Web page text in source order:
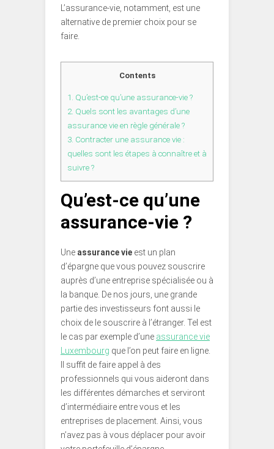
L’assurance-vie, notamment, est une
alternative de premier choix pour se
faire.
Contents
1. Qu’est-ce qu’une assurance-vie ?
2. Quels sont les avantages d’une
assurance vie en règle générale ?
3. Contracter une assurance vie :
quelles sont les étapes à connaître et à
suivre ?
Qu’est-ce qu’une
assurance-vie ?
Une assurance vie est un plan
d’épargne que vous pouvez souscrire
auprès d’une entreprise spécialisée ou à
la banque. De nos jours, une grande
partie des investisseurs font aussi le
choix de le souscrire à l’étranger. Tel est
le cas par exemple d’une assurance vie
Luxembourg que l’on peut faire en ligne.
Il suffit de faire appel à des
professionnels qui vous aideront dans
les différentes démarches et serviront
d’intermédiaire entre vous et les
entreprises de placement. Ainsi, vous
n’avez pas à vous déplacer pour avoir